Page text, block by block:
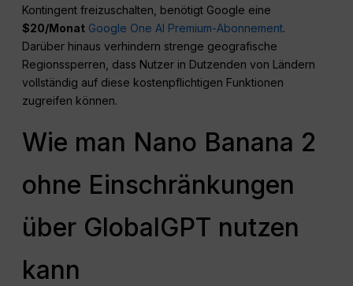
Kontingent freizuschalten, benötigt Google eine
$20/Monat Google One AI Premium-Abonnement.
Darüber hinaus verhindern strenge geografische
Regionssperren, dass Nutzer in Dutzenden von Ländern
vollständig auf diese kostenpflichtigen Funktionen
zugreifen können.
Wie man Nano Banana 2
ohne Einschränkungen
über GlobalGPT nutzen
kann